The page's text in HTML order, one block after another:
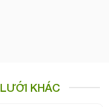
KHÁC